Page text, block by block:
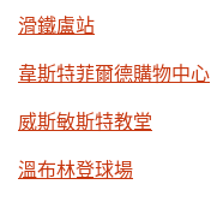
滑鐵盧站
韋斯特菲爾德購物中心
威斯敏斯特教堂
溫布林登球場